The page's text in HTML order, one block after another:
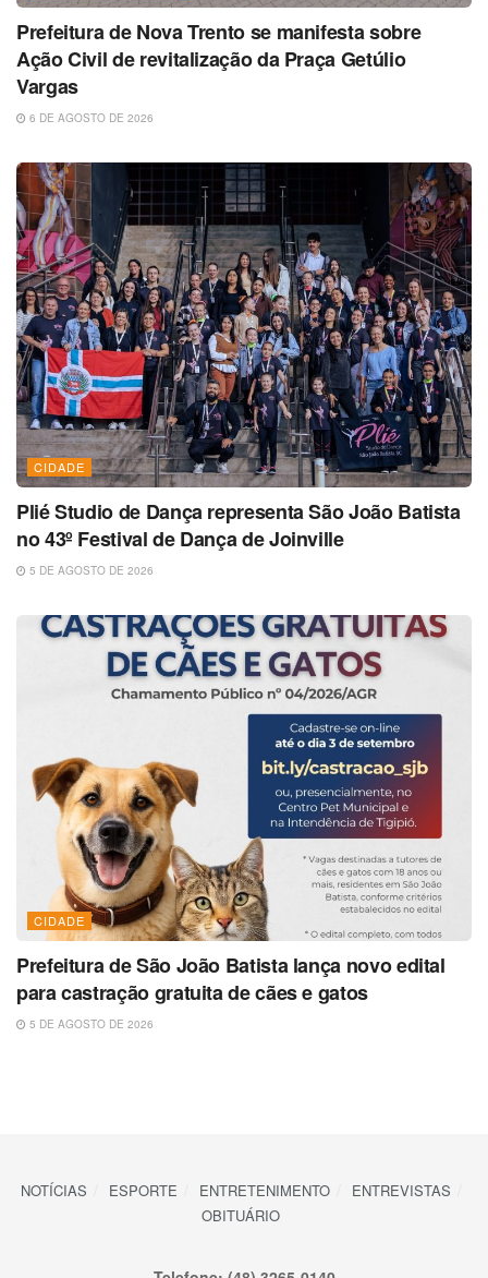
Prefeitura de Nova Trento se manifesta sobre
Ação Civil de revitalização da Praça Getúlio
Vargas
6 DE AGOSTO DE 2026
CIDADE
Plié Studio de Dança representa São João Batista
no 43º Festival de Dança de Joinville
5 DE AGOSTO DE 2026
CIDADE
Prefeitura de São João Batista lança novo edital
para castração gratuita de cães e gatos
5 DE AGOSTO DE 2026
NOTÍCIAS ESPORTE ENTRETENIMENTO
ENTREVISTAS
OBITUÁRIO